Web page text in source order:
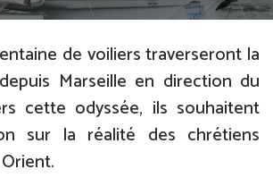
de voiliers traverseront la
Marseille en direction du
cette odyssée, ils souhaitent
sur la réalité des chrétiens